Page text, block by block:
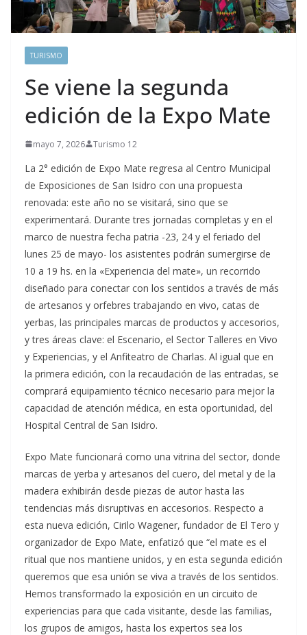
TURISMO
Se viene la segunda
edición de la Expo Mate
mayo 7, 2026 Turismo 12
La 2° edición de Expo Mate regresa al Centro Municipal
de Exposiciones de San Isidro con una propuesta
renovada: este año no se visitará, sino que se
experimentará. Durante tres jornadas completas y en el
marco de nuestra fecha patria -23, 24 y el feriado del
lunes 25 de mayo- los asistentes podrán sumergirse de
10 a 19 hs. en la «Experiencia del mate», un recorrido
diseñado para conectar con los sentidos a través de más
de artesanos y orfebres trabajando en vivo, catas de
yerbas, las principales marcas de productos y accesorios,
y tres áreas clave: el Escenario, el Sector Talleres en Vivo
y Experiencias, y el Anfiteatro de Charlas. Al igual que en
la primera edición, con la recaudación de las entradas, se
comprará equipamiento técnico necesario para mejor la
capacidad de atención médica, en esta oportunidad, del
Hospital Central de San Isidro.
Expo Mate funcionará como una vitrina del sector, donde
marcas de yerba y artesanos del cuero, del metal y de la
madera exhibirán desde piezas de autor hasta las
tendencias más disruptivas en accesorios. Respecto a
esta nueva edición, Cirilo Wagener, fundador de El Tero y
organizador de Expo Mate, enfatizó que “el mate es el
ritual que nos mantiene unidos, y en esta segunda edición
queremos que esa unión se viva a través de los sentidos.
Hemos transformado la exposición en un circuito de
experiencias para que cada visitante, desde las familias,
los grupos de amigos, hasta los expertos sea los